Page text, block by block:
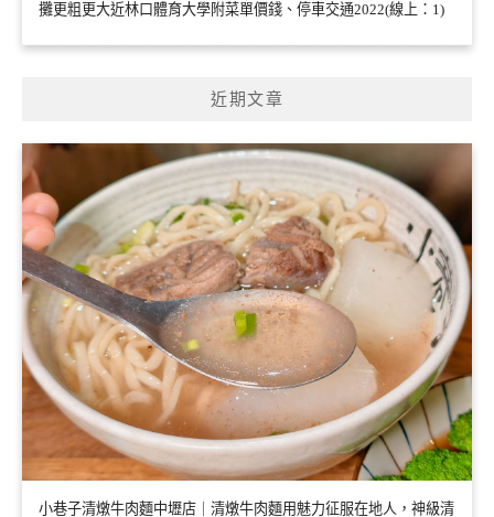
攤更粗更大近林口體育大學附菜單價錢、停車交通2022(線上：1)
近期文章
小巷子清燉牛肉麵中壢店｜清燉牛肉麵用魅力征服在地人，神級清